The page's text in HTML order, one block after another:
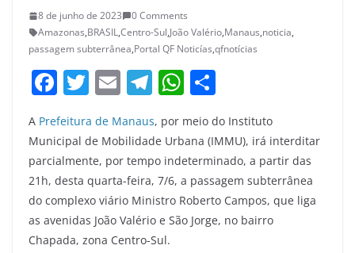
8 de junho de 2023
0 Comments
Amazonas,BRASIL,Centro-Sul,João Valério,Manaus,noticia,
passagem subterrânea,Portal QF Noticías,qfnotícias
F
a
c
e
b
o
o
T
w
itt
er
E
ai
l
T
e
gr
a
m
W
at
s
A
p
p
h
ar
e
A Prefeitura de Manaus, por meio do Instituto
Municipal de Mobilidade Urbana (IMMU), irá interditar
parcialmente, por tempo indeterminado, a partir das
21h, desta quarta-feira, 7/6, a passagem subterrânea
do complexo viário Ministro Roberto Campos, que liga
as avenidas João Valério e São Jorge, no bairro
Chapada, zona Centro-Sul.